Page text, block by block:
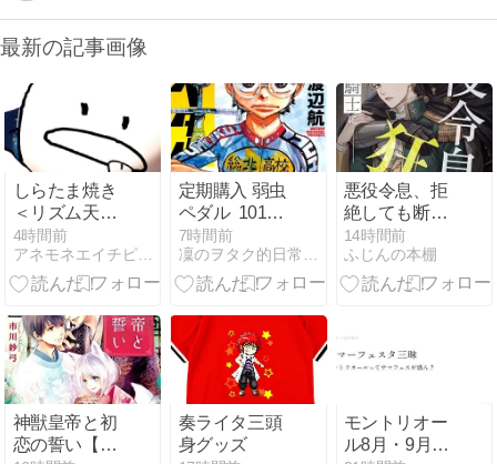
最新の記事画像
しらたま焼き
＜リズム天国
ミラクルスタ
ーズ＞ [イラス
ト]
4時間前
アネモネエイチピーラボ
定期購入 弱虫
ペダル 101巻
今泉と坂道！
つながる友情
とヒメヒメぺ
とあらすじ
7時間前
凜のヲタク的日常 はてなの章
悪役令息、拒
絶しても断罪
役の騎士に狂
ったように愛
される (ゆら
14時間前
ふじんの本棚
神獣皇帝と初
恋の誓い【電
奏ライタ三頭
身グッズ
モントリオー
ル8月・9月の